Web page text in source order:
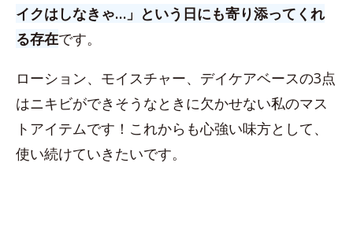
イクはしなきゃ…」という日にも寄り添ってくれ
る存在です。
ローション、モイスチャー、デイケアベースの3点
はニキビができそうなときに欠かせない私のマス
トアイテムです！これからも心強い味方として、
使い続けていきたいです。